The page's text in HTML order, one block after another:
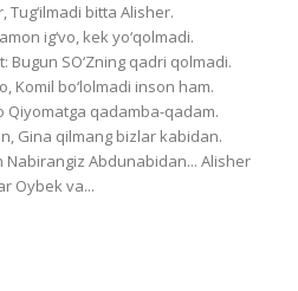
Tug‘ilmadi bitta Alisher.
ig‘vo, kek yo‘qolmadi.
SO‘Zning qadri qolmadi.
Komil bo‘lolmadi inson ham.
qadamba-qadam.
Gina qilmang bizlar kabidan.
Abdunabidan... Alisher
Oybek va...